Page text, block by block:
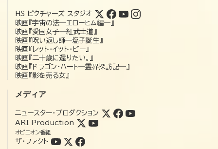
HS ピクチャーズ スタジオ
映画『宇宙の法―エローヒム編―』
映画『愛国女子―紅武士道』
映画『呪い返し師—塩子誕生』
映画『レット・イット・ビー』
映画『二十歳に還りたい。』
映画『ドラゴン・ハート―霊界探訪記―』
映画『影を売る女』
メディア
ニュースター・プロダクション
ARI Production
オピニオン番組
ザ・ファクト